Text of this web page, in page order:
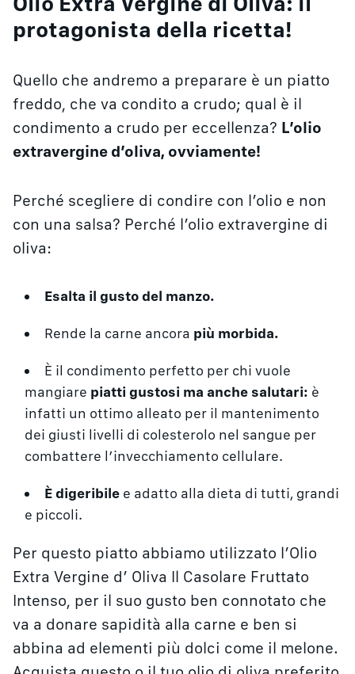
protagonista della ricetta!
Quello che andremo a preparare è un piatto
freddo, che va condito a crudo; qual è il
condimento a crudo per eccellenza? L’olio
extravergine d’oliva, ovviamente!
Perché scegliere di condire con l’olio e non
con una salsa? Perché l’olio extravergine di
oliva:
Esalta il gusto del manzo.
Rende la carne ancora più morbida.
È il condimento perfetto per chi vuole
mangiare piatti gustosi ma anche salutari: è
infatti un ottimo alleato per il mantenimento
dei giusti livelli di colesterolo nel sangue per
combattere l’invecchiamento cellulare.
È digeribile e adatto alla dieta di tutti, grandi
e piccoli.
Per questo piatto abbiamo utilizzato l’Olio
Extra Vergine d’ Oliva Il Casolare Fruttato
Intenso, per il suo gusto ben connotato che
va a donare sapidità alla carne e ben si
abbina ad elementi più dolci come il melone.